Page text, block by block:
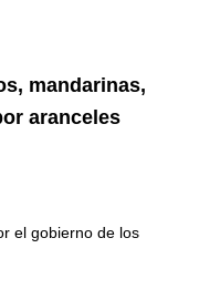
mandarinas,
aranceles
el gobierno de los